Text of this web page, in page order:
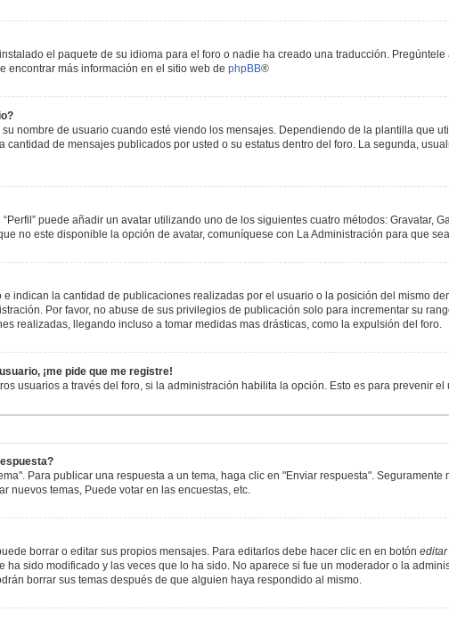
el paquete de su idioma para el foro o nadie ha creado una traducción.
encontrar más información en el sitio web de phpBB®
nombre de usuario cuando esté viendo los mensajes. Dependiendo de la plantilla que
de mensajes publicados por usted o su estatus dentro del foro. La segunda,
puede añadir un avatar utilizando uno de los siguientes cuatro métodos:
no este disponible la opción de avatar, comuníquese con La Administración para que
indican la cantidad de publicaciones realizadas por el usuario o la posición del mismo
Por favor, no abuse de sus privilegios de publicación solo para incrementar su
realizadas, llegando incluso a tomar medidas mas drásticas, como la expulsión del foro.
¡me pide que me registre!
usuarios a través del foro, si la administración habilita la opción. Esto es para prevenir
Para publicar una respuesta a un tema, haga clic en "Enviar respuesta".
nuevos temas, Puede votar en las encuestas, etc.
borrar o editar sus propios mensajes. Para editarlos debe hacer clic en en botón editar
ha sido modificado y las veces que lo ha sido. No aparece si fue un moderador o la
borrar sus temas después de que alguien haya respondido al mismo.